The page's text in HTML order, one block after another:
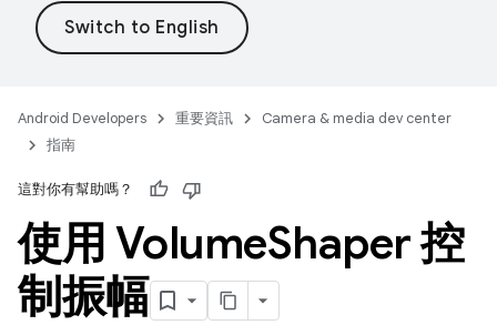
Android Developers 重要資訊
Camera & media dev center
指南
這對你有幫助嗎？
使用 VolumeShaper 控
制振幅